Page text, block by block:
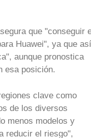
que "conseguir
Huawei", ya que así
aunque pronostica
esa posición.
clave como
de los diversos
menos modelos y
reducir el riesgo",